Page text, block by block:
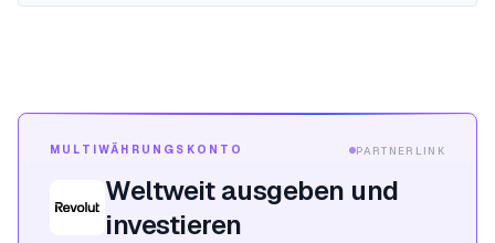
MULTIWÄHRUNGSKONTO PARTNERLINK
Weltweit ausgeben und
investieren